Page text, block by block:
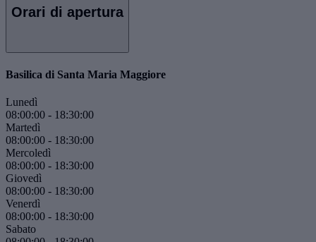
Orari di apertura
Basilica di Santa Maria Maggiore
Lunedì
08:00:00 - 18:30:00
Martedì
08:00:00 - 18:30:00
Mercoledì
08:00:00 - 18:30:00
Giovedì
08:00:00 - 18:30:00
Venerdì
08:00:00 - 18:30:00
Sabato